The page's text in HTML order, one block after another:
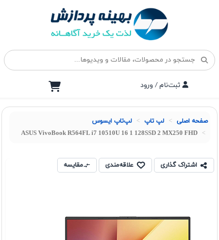
ثبت‌نام / ورود
صفحه اصلی لپ تاپ لپ‌تاپ ایسوس
ASUS VivoBook R564FL i7 10510U 16 1 128SSD 2 MX250 FHD
اشتراک گذاری علاقه‌مندی مقایسه